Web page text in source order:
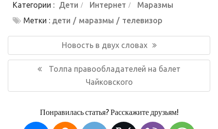
Категории : Дети Интернет
Маразмы
Метки : дети маразмы телевизор
записям
Предыдущая
запись:
Новость в двух словах
Следующая
Толпа правообладателей на балет
Чайковского
Понравилась статья? Расскажите друзьям!